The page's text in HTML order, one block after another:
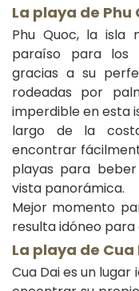
La playa de Phu
Phu Quoc, la isla
paraíso para los
gracias a su
rodeadas por
imperdible en esta
largo de la
encontrar
playas para
vista panorámica.
Mejor momento
resulta idóneo para
La playa de Cua
Cua Dai es un